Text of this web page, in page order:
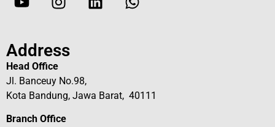
Address
Head Office
Jl. Banceuy No.98,
Kota Bandung, Jawa Barat, 40111
Branch Office